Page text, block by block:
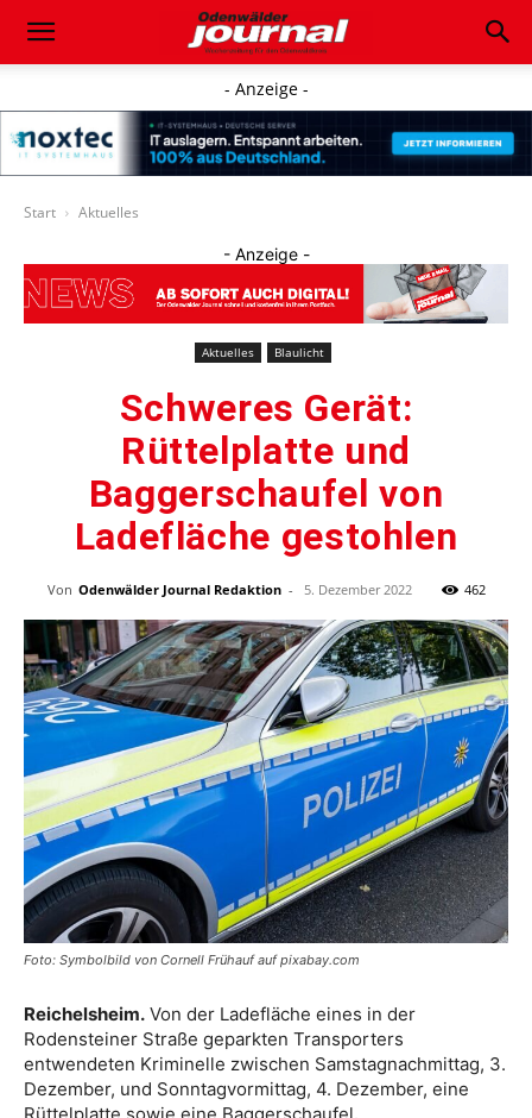
- Anzeige -
Start Aktuelles
- Anzeige -
Aktuelles Blaulicht
Schweres Gerät:
Rüttelplatte und
Baggerschaufel von
Ladefläche gestohlen
Von Odenwälder Journal Redaktion - 5. Dezember 2022 462
Foto: Symbolbild von Cornell Frühauf auf pixabay.com
Reichelsheim. Von der Ladefläche eines in der
Rodensteiner Straße geparkten Transporters
entwendeten Kriminelle zwischen Samstagnachmittag, 3.
Dezember, und Sonntagvormittag, 4. Dezember, eine